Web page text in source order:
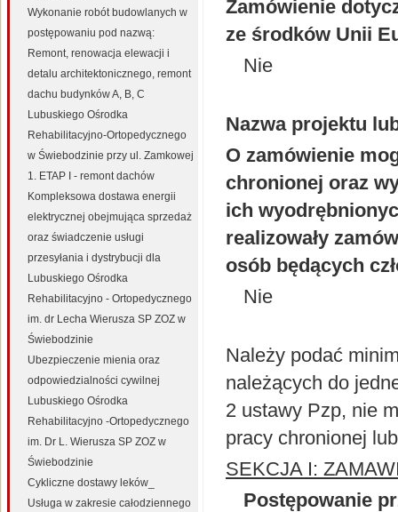
Zamówienie
ze środków Unii
Nie
Nazwa projektu
O zamówienie
chronionej oraz
ich
realizowały
osób będących
Nie
Należy podać
należących do
2 ustawy Pzp, nie
pracy chronionej
SEKCJA I:
Postępowanie
Wykonanie robót budowlanych w
postępowaniu pod nazwą:
Remont, renowacja elewacji i
detalu architektonicznego, remont
dachu budynków A, B, C
Lubuskiego Ośrodka
Rehabilitacyjno-Ortopedycznego
w Świebodzinie przy ul. Zamkowej
1. ETAP I - remont dachów
Kompleksowa dostawa energii
elektrycznej obejmująca sprzedaż
oraz świadczenie usługi
przesyłania i dystrybucji dla
Lubuskiego Ośrodka
Rehabilitacyjno - Ortopedycznego
im. dr Lecha Wierusza SP ZOZ w
Świebodzinie
Ubezpieczenie mienia oraz
odpowiedzialności cywilnej
Lubuskiego Ośrodka
Rehabilitacyjno -Ortopedycznego
im. Dr L. Wierusza SP ZOZ w
Świebodzinie
Cykliczne dostawy leków_
Usługa w zakresie całodziennego